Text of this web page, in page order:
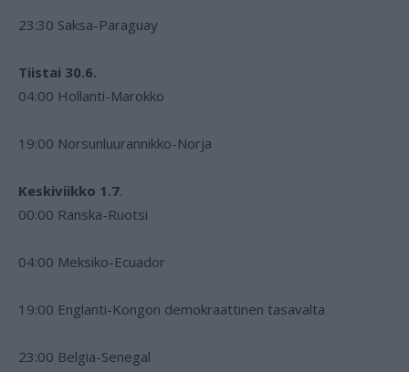
23:30 Saksa-Paraguay
Tiistai 30.6.
04:00 Hollanti-Marokko
19:00 Norsunluurannikko-Norja
Keskiviikko 1.7.
00:00 Ranska-Ruotsi
04:00 Meksiko-Ecuador
19:00 Englanti-Kongon demokraattinen tasavalta
23:00 Belgia-Senegal